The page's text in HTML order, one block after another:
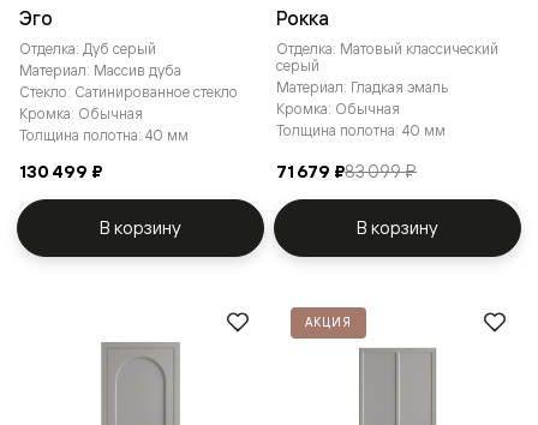
Эго
Отделка: Дуб серый
Материал: Массив дуба
Стекло: Сатинированное стекло
Кромка: Обычная
Толщина полотна: 40 мм
130 499 ₽
В корзину
Рокка
Отделка: Матовый классический
серый
Материал: Гладкая эмаль
Кромка: Обычная
Толщина полотна: 40 мм
71 679 ₽83 099 ₽
В корзину
АКЦИЯ